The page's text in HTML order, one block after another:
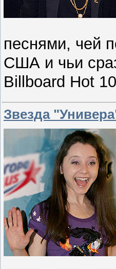
песнями, чей
США и чьи
Billboard Hot
Звезда